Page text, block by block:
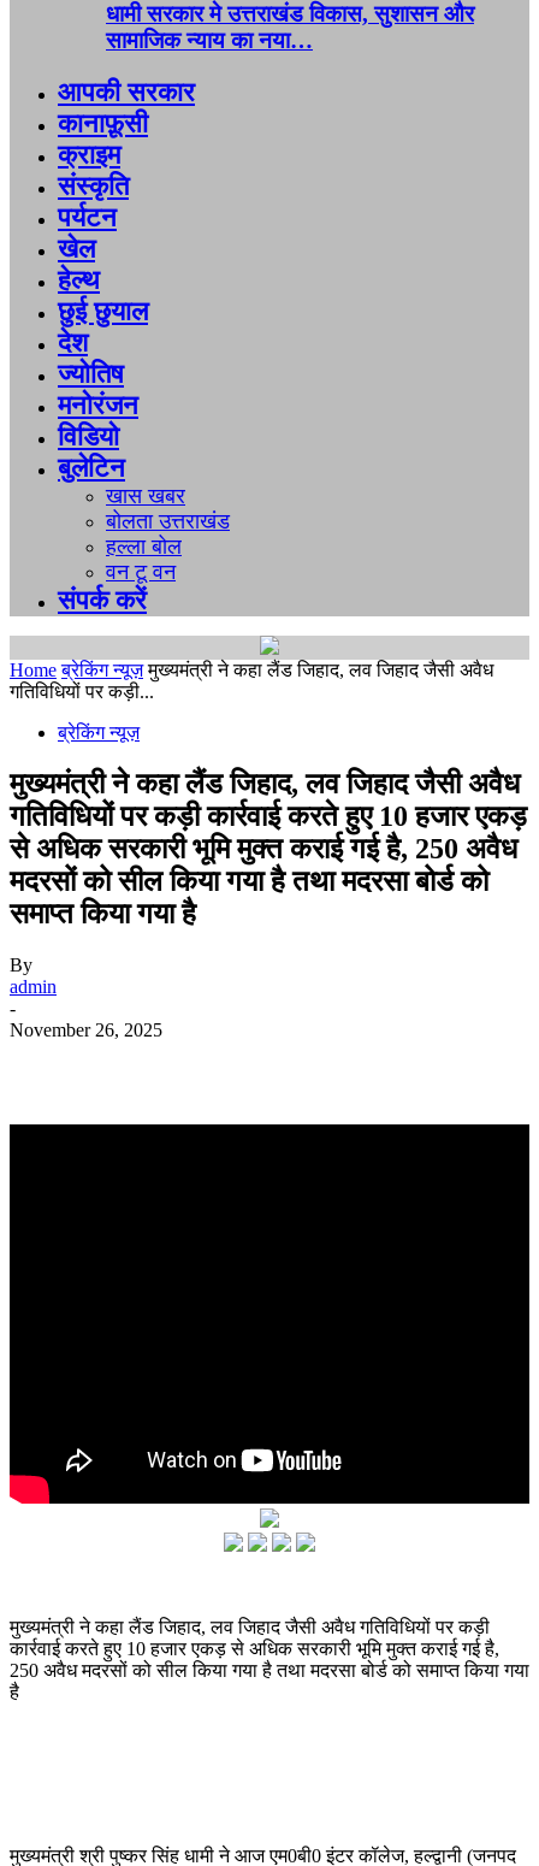
धामी सरकार मे उत्तराखंड विकास, सुशासन और
सामाजिक न्याय का नया…
आपकी सरकार
कानाफ़ूसी
क्राइम
संस्कृति
पर्यटन
खेल
हेल्थ
छुई छुयाल
देश
ज्योतिष
मनोरंजन
विडियो
बुलेटिन
खास खबर
बोलता उत्तराखंड
हल्ला बोल
वन टू वन
संपर्क करें
Home ब्रेकिंग न्यूज़ मुख्यमंत्री ने कहा लैंड जिहाद, लव जिहाद जैसी अवैध
गतिविधियों पर कड़ी...
ब्रेकिंग न्यूज़
मुख्यमंत्री ने कहा लैंड जिहाद, लव जिहाद जैसी अवैध
गतिविधियों पर कड़ी कार्रवाई करते हुए 10 हजार एकड़
से अधिक सरकारी भूमि मुक्त कराई गई है, 250 अवैध
मदरसों को सील किया गया है तथा मदरसा बोर्ड को
समाप्त किया गया है
By
admin
-
November 26, 2025
मुख्यमंत्री ने कहा लैंड जिहाद, लव जिहाद जैसी अवैध गतिविधियों पर कड़ी
कार्रवाई करते हुए 10 हजार एकड़ से अधिक सरकारी भूमि मुक्त कराई गई है,
250 अवैध मदरसों को सील किया गया है तथा मदरसा बोर्ड को समाप्त किया गया
है
मुख्यमंत्री श्री पुष्कर सिंह धामी ने आज एम0बी0 इंटर कॉलेज, हल्द्वानी (जनपद